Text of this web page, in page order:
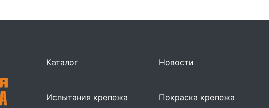
Каталог Новости
Испытания крепежа Покраска крепежа